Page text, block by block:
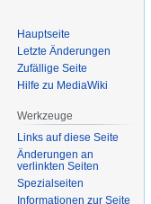
Hauptseite
Letzte Änderungen
Zufällige Seite
Hilfe zu MediaWiki
Werkzeuge
Links auf diese Seite
Änderungen an
verlinkten Seiten
Spezialseiten
Informationen zur Seite